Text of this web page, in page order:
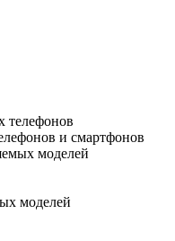
телефонов
и смартфонов
моделей
моделей